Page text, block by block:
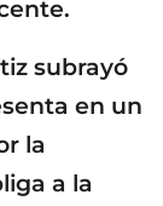
subrayó
en un
la
a la